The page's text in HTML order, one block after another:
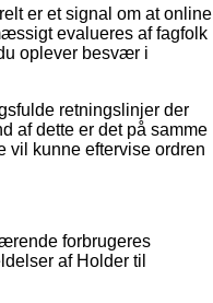
er et signal om at online
evalueres af fagfolk
oplever besvær i
retningslinjer der
af dette er det på samme
vil kunne eftervise ordren
forbrugeres
af Holder til